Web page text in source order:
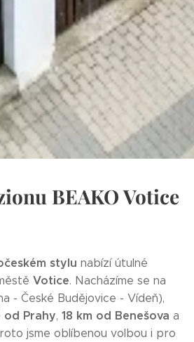
BEAKO Votice
stylu nabízí útulné
Votice. Nacházíme se na
- České Budějovice - Vídeň),
od Prahy, 18 km od Benešova a
jsme oblíbenou volbou i pro